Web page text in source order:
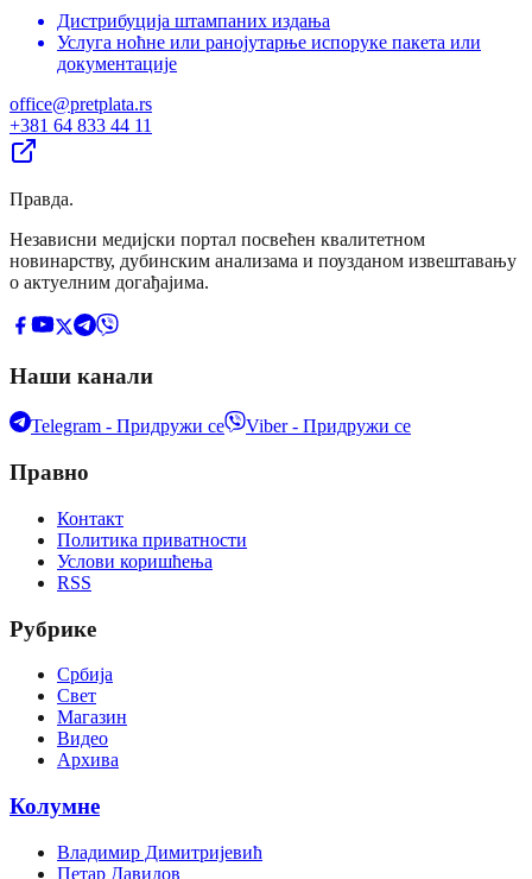
Дистрибуција штампаних издања
Услуга ноћне или ранојутарње испоруке пакета или
документације
office@pretplata.rs
+381 64 833 44 11
Правда.
Независни медијски портал посвећен квалитетном
новинарству, дубинским анализама и поузданом извештавању
о актуелним догађајима.
Наши канали
Telegram - Придружи се Viber - Придружи се
Правно
Контакт
Политика приватности
Услови коришћења
RSS
Рубрике
Србија
Свет
Магазин
Видео
Архива
Колумне
Владимир Димитријевић
Петар Давидов